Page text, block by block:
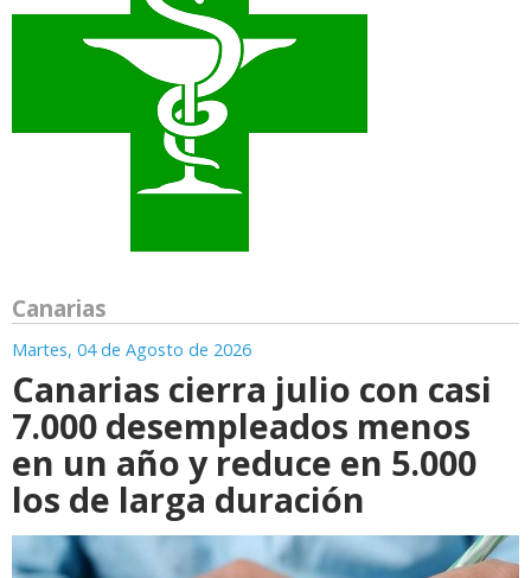
Canarias
Martes, 04 de Agosto de 2026
Canarias cierra julio con casi
7.000 desempleados menos
en un año y reduce en 5.000
los de larga duración